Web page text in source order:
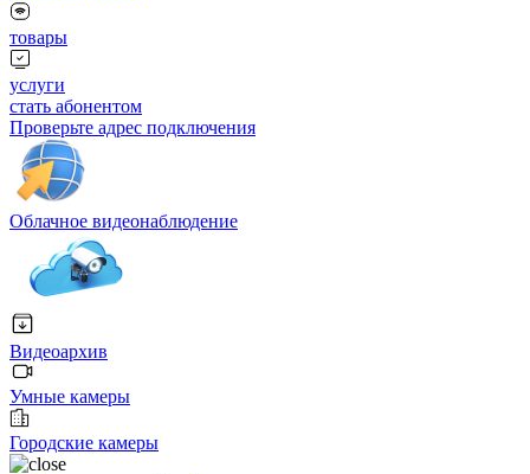
товары
услуги
стать абонентом
Проверьте адрес подключения
Облачное видеонаблюдение
Видеоархив
Умные камеры
Городские камеры